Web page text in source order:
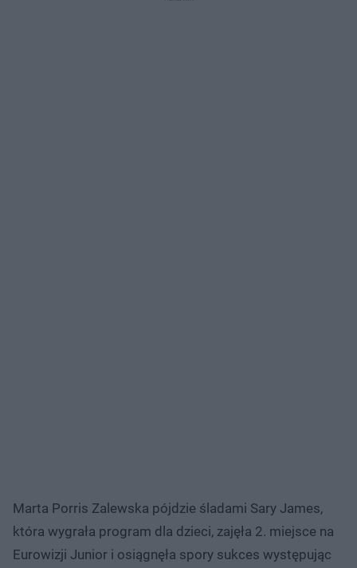
Marta Porris Zalewska pójdzie śladami Sary James,
która wygrała program dla dzieci, zajęła 2. miejsce na
Eurowizji Junior i osiągnęła spory sukces występując